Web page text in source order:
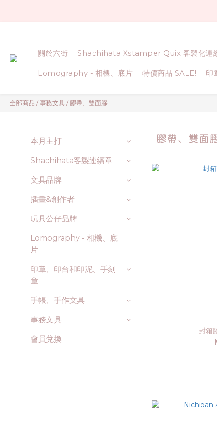
關於六街 Shachihata Xstamper Quix 客製化連
Lomography - 相機、底片 特價商品 SALE! 印
全部商品 /事務文具/膠帶、雙面膠
本月主打
Shachihata客製連續章
文具品牌
插畫&創作者
玩具公仔品牌
Lomography - 相機、底
片
印章、印台和印泥、手刻
章
手帳、手作文具
事務文具
會員兌換
膠帶、雙面
封箱